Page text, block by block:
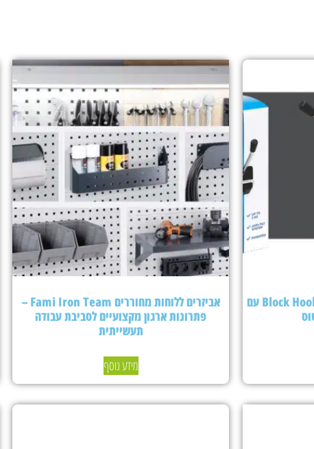
אביזרי תלייה ללוחות מחוררים – Block Hook עם
אביזרים ללוחות מחוררים Fami Iron Team –
פתרונות ארגון מקצועיים לסביבת עבודה
תעשייתית
מידע נוסף